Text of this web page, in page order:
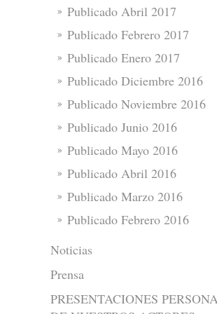
Publicado Abril 2017
Publicado Febrero 2017
Publicado Enero 2017
Publicado Diciembre 2016
Publicado Noviembre 2016
Publicado Junio 2016
Publicado Mayo 2016
Publicado Abril 2016
Publicado Marzo 2016
Publicado Febrero 2016
Noticias
Prensa
PRESENTACIONES